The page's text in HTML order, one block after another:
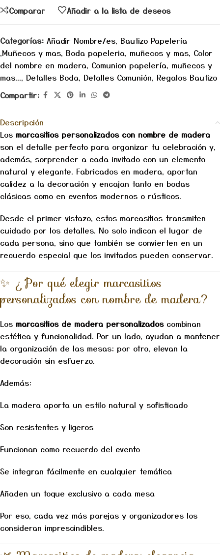
Comparar Añadir a la lista de deseos
Categorías: Añadir Nombre/es, Bautizo Papelería
,Muñecos y mas, Boda papeleria, muñecos y mas, Color
del nombre en madera, Comunion papelería, muñecos y
mas..., Detalles Boda, Detalles Comunión, Regalos Bautizo
Compartir:
Descripción
Los marcasitios personalizados con nombre de madera
son el detalle perfecto para organizar tu celebración y,
además, sorprender a cada invitado con un elemento
natural y elegante. Fabricados en madera, aportan
calidez a la decoración y encajan tanto en bodas
clásicas como en eventos modernos o rústicos.
Desde el primer vistazo, estos marcasitios transmiten
cuidado por los detalles. No solo indican el lugar de
cada persona, sino que también se convierten en un
recuerdo especial que los invitados pueden conservar.
✨ ¿Por qué elegir marcasitios
personalizados con nombre de madera?
Los marcasitios de madera personalizadoscombinan
estética y funcionalidad. Por un lado, ayudan a mantener
la organización de las mesas; por otro, elevan la
decoración sin esfuerzo.
Además:
La madera aporta un estilo natural y sofisticado
Son resistentes y ligeros
Funcionan como recuerdo del evento
Se integran fácilmente en cualquier temática
Añaden un toque exclusivo a cada mesa
Por eso, cada vez más parejas y organizadores los
consideran imprescindibles.